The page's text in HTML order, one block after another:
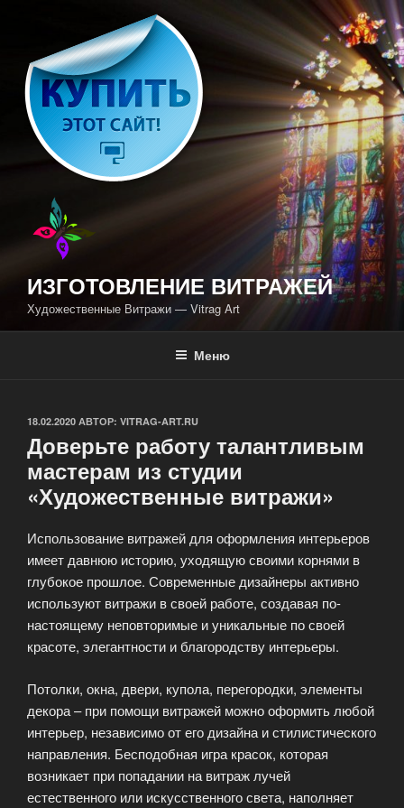
содержимому
ИЗГОТОВЛЕНИЕ ВИТРАЖЕЙ
Художественные Витражи — Vitrag Art
Меню
ОПУБЛИКОВАНО
18.02.2020 АВТОР: VITRAG-ART.RU
Доверьте работу талантливым
мастерам из студии
«Художественные витражи»
Использование витражей для оформления интерьеров
имеет давнюю историю, уходящую своими корнями в
глубокое прошлое. Современные дизайнеры активно
используют витражи в своей работе, создавая по-
настоящему неповторимые и уникальные по своей
красоте, элегантности и благородству интерьеры.
Потолки, окна, двери, купола, перегородки, элементы
декора – при помощи витражей можно оформить любой
интерьер, независимо от его дизайна и стилистического
направления. Бесподобная игра красок, которая
возникает при попадании на витраж лучей
естественного или искусственного света, наполняет